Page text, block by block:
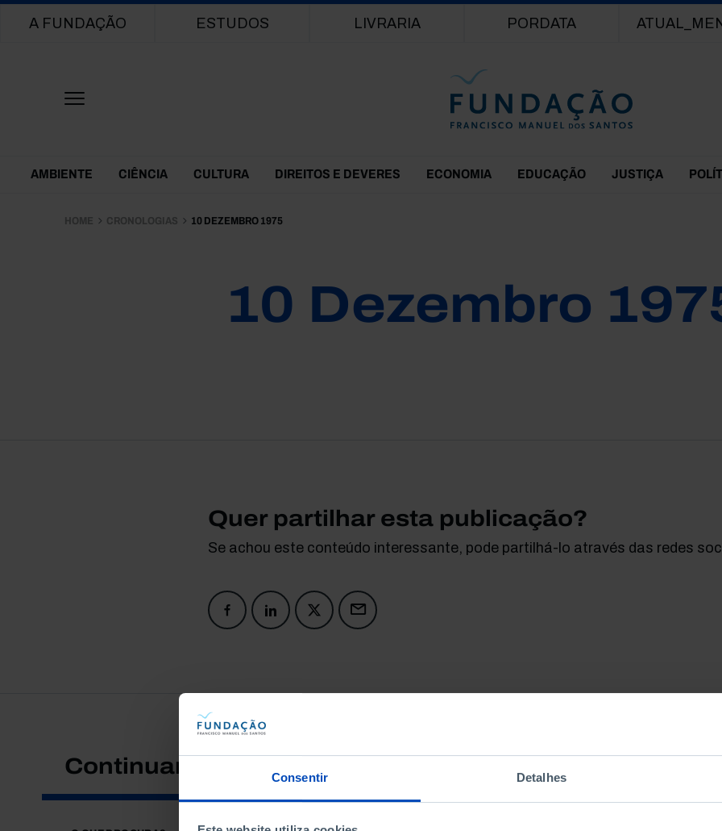
Consentir Detalhes
Main navigation
A FUNDAÇÃO ESTUDOS LIVRARIA PORDATA
Themes Menu
AMBIENTE CIÊNCIA CULTURA DIREITOS E DEVERES ECONOMIA EDUCAÇÃO JUSTIÇA
HOME CRONOLOGIAS 10 DEZEMBRO 1975
10 Dezembro
Quer partilhar esta publicação?
Se achou este conteúdo interessante, pode partilhá-lo através das redes
Continuar a pesquisar